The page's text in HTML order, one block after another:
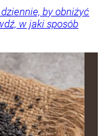
by obniżyć
w jaki sposób